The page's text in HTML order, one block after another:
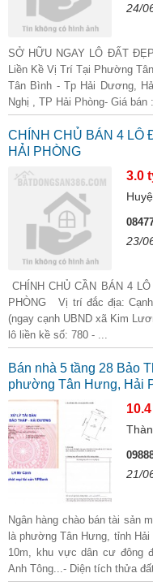
24/
SỞ HỮU NGAY LÔ ĐẤT
Liền Kề Vị Trí Tại Phường
Tân Bình - Tp Hải Dương,
Nghị , TP Hải Phòng- Giá bán :
CHÍNH CHỦ BÁN 4 LÔ
HẢI PHÒNG
3.0
23/
CHÍNH CHỦ CẦN BÁN 4
PHÒNG Vị trí đắc địa:
(ngay cạnh UBND xã Kim
lô liền kề số: 780 - ...
Bán nhà 5 tầng 28 Bảo
phường Tân Hưng, Hải
21/
Ngân hàng chào bán tài sản
là phường Tân Hưng, tỉnh
10m, khu vực dân cư đông
Anh Tông...- Diện tích thửa đất